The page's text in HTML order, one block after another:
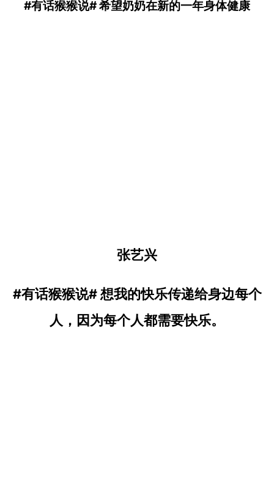
#有话猴猴说#希望奶奶在新的一年身体健康
张艺兴
#有话猴猴说#想我的快乐传递给身边每个
人， 因为每个人都需要快乐。